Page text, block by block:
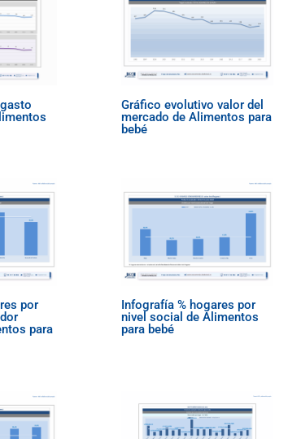
Gráfico evolutivo valor del
mercado de Alimentos para
bebé
por
para
Infografía % hogares por
nivel social de Alimentos
para bebé